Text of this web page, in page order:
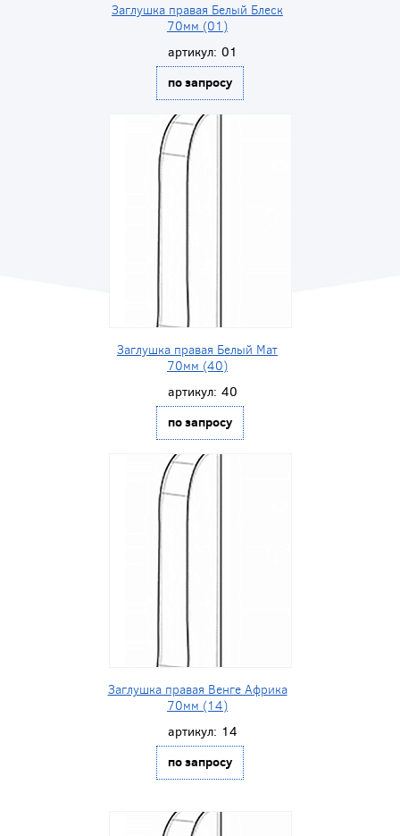
Заглушка правая Белый Блеск
70мм (01)
артикул: 01
по запросу
Заглушка правая Белый Мат
70мм (40)
артикул: 40
по запросу
Заглушка правая Венге Африка
70мм (14)
артикул: 14
по запросу